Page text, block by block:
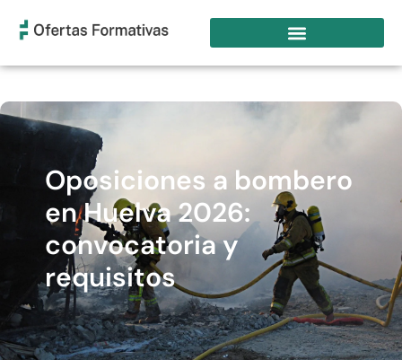
Oposiciones a bombero
en Huelva 2026:
convocatoria y
requisitos